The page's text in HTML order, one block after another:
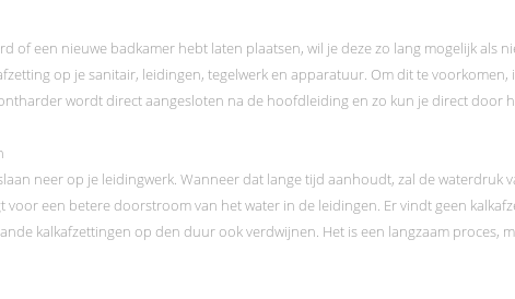
of een nieuwe badkamer hebt laten plaatsen, wil je deze zo lang mogelijk als
op je sanitair, leidingen, tegelwerk en apparatuur. Om dit te voorkomen,
wordt direct aangesloten na de hoofdleiding en zo kun je direct door
neer op je leidingwerk. Wanneer dat lange tijd aanhoudt, zal de waterdruk
voor een betere doorstroom van het water in de leidingen. Er vindt geen
kalkafzettingen op den duur ook verdwijnen. Het is een langzaam proces,